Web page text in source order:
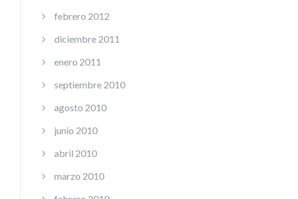
febrero 2012
diciembre 2011
enero 2011
septiembre 2010
agosto 2010
junio 2010
abril 2010
marzo 2010